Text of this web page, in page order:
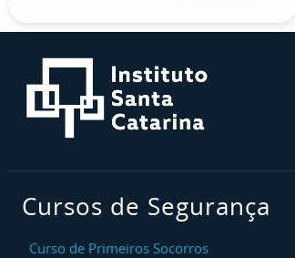
Cursos de Segurança
Curso de Primeiros Socorros